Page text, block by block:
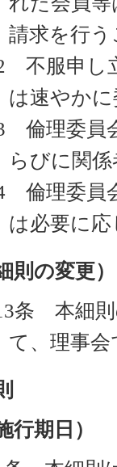
請求を行
不服申し
は速やか
倫理委員
らびに関
倫理委員
は必要に
則の変更）
条 本細則
て、理事
行期日）